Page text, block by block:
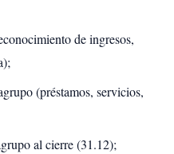
de ingresos,
(préstamos, servicios,
al cierre (31.12);